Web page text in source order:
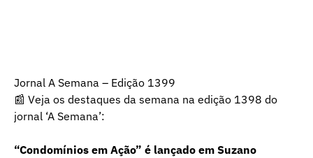
Jornal A Semana – Edição 1399
📰 Veja os destaques da semana na edição 1398 do
jornal ‘A Semana’:
“Condomínios em Ação” é lançado em Suzano